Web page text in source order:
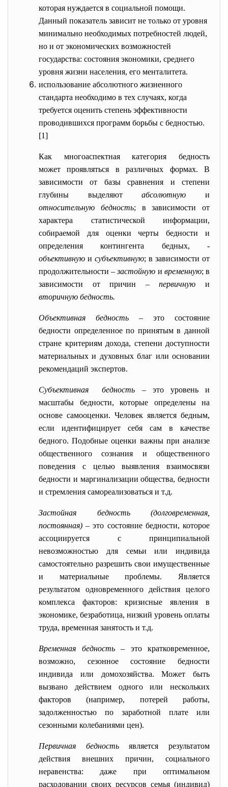
которая нуждается в социальной помощи.
Данный показатель зависит не только от уровня
минимально необходимых потребностей людей,
но и от экономических возможностей
государства: состояния экономики, среднего
уровня жизни населения, его менталитета.
использование абсолютного жизненного
стандарта необходимо в тех случаях, когда
требуется оценить степень эффективности
проводившихся программ борьбы с бедностью.
[1]
Как многоаспектная категория бедность
может проявляться в различных формах. В
зависимости от базы сравнения и степени
глубины выделяютабсолютнуюи
относительную бедность; в зависимости от
характера статистической информации,
собираемой для оценки черты бедности и
определения контингента бедных, -
объективную и субъективную; в зависимости от
продолжительности –застойную и временную; в
зависимости от причин –первичнуюи
вторичную бедность.
Объективная бедность – это состояние
бедности определенное по принятым в данной
стране критериям дохода, степени доступности
материальных и духовных благ или основании
рекомендаций экспертов.
Субъективная бедность – это уровень и
масштабы бедности, которые определены на
основе самооценки. Человек является бедным,
если идентифицирует себя сам в качестве
бедного. Подобные оценки важны при анализе
общественного сознания и общественного
поведения с целью выявления взаимосвязи
бедности и маргинализации общества, бедности
и стремления самореализоваться и т.д.
Застойная бедность (долговременная,
постоянная)– это состояние бедности, которое
ассоциируется с принципиальной
невозможностью для семьи или индивида
самостоятельно разрешить свои имущественные
и материальные проблемы. Является
результатом одновременного действия целого
комплекса факторов: кризисные явления в
экономике, безработица, низкий уровень оплаты
труда, временная занятость и т.д.
Временная бедность – это кратковременное,
возможно, сезонное состояние бедности
индивида или домохозяйства. Может быть
вызвано действием одного или нескольких
факторов (например, потерей работы,
задолженностью по заработной плате или
сезонными колебаниями цен).
Первичная бедностьявляется результатом
действия внешних причин, социального
неравенства: даже при оптимальном
расходовании своих ресурсов семья (индивид)